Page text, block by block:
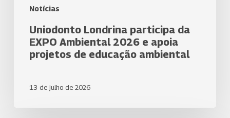
Notícias
Uniodonto Londrina participa da
EXPO Ambiental 2026 e apoia
projetos de educação ambiental
13 de julho de 2026